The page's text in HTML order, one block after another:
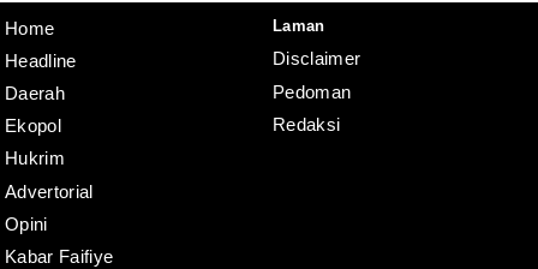
Home
Headline
Daerah
Ekopol
Hukrim
Advertorial
Opini
Kabar Faifiye
Laman
Disclaimer
Pedoman
Redaksi